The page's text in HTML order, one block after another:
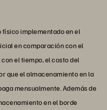
físico implementado en el
en comparación con el
el tiempo, el costo del
que el almacenamiento en la
mensualmente. Además de
en el borde